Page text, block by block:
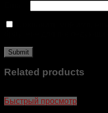
Related products
Быстрый просмотр